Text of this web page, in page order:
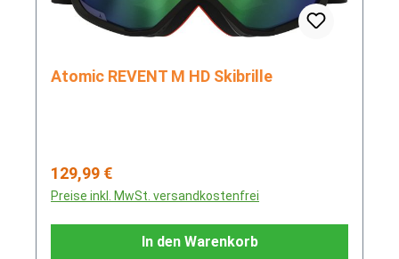
Atomic REVENT M HD Skibrille
Regulärer Preis:
129,99 €
Preise inkl. MwSt. versandkostenfrei
In den Warenkorb